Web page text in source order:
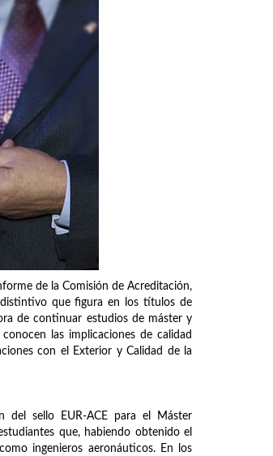
de la Comisión de Acreditación,
distintivo que figura en los títulos de
de continuar estudios de máster y
las implicaciones de calidad
con el Exterior y Calidad de la
del sello EUR-ACE para el Máster
que, habiendo obtenido el
ingenieros aeronáuticos. En los